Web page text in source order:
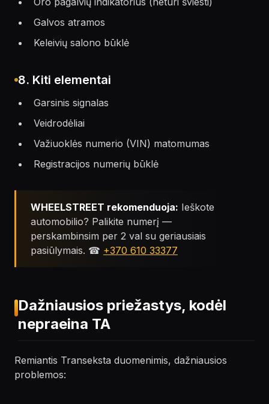
Galvos atramos
Keleivių salono būklė
8. Kiti elementai
Garsinis signalas
Veidrodėliai
Važiuoklės numerio (VIN) matomumas
Registracijos numerių būklė
WHEELSTREET rekomenduoja: Ieškote
automobilio? Palikite numerį —
perskambinsim per 2 val su geriausiais
pasiūlymais. ☎ +370 610 33377
Dažniausios priežastys, kodėl
nepraeina TA
Remiantis Transeksta duomenimis, dažniausios
problemos: